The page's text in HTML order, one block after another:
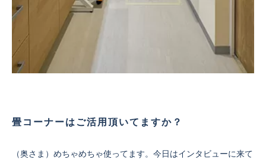
畳コーナーはご活用頂いてますか？
（奥さま）めちゃめちゃ使ってます。今日はインタビューに来て